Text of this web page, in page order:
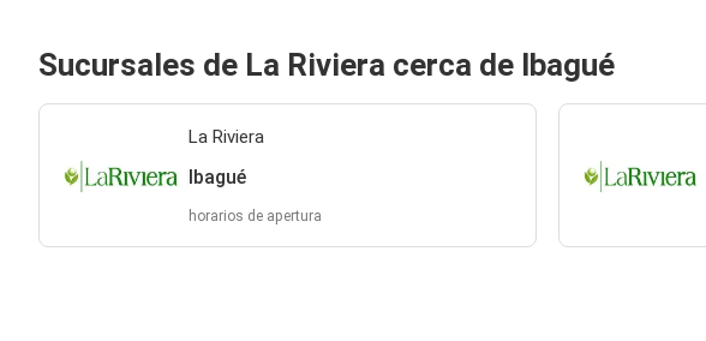
Sucursales de La Riviera cerca de Ibagué
La Riviera
Ibagué
horarios de apertura